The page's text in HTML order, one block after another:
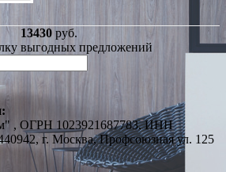
13430 руб.
выгодных предложений
, ОГРН 1023921687783, ИНН
г. Москва, Профсоюзная ул. 125